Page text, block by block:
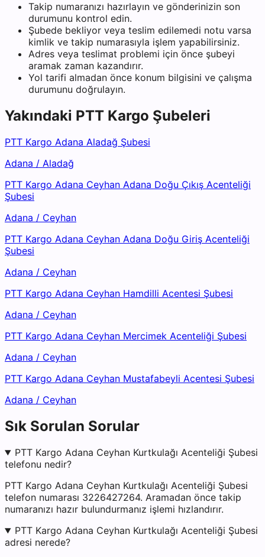
Takip numaranızı hazırlayın ve gönderinizin son
durumunu kontrol edin.
Şubede bekliyor veya teslim edilemedi notu varsa
kimlik ve takip numarasıyla işlem yapabilirsiniz.
Adres veya teslimat problemi için önce şubeyi
aramak zaman kazandırır.
Yol tarifi almadan önce konum bilgisini ve çalışma
durumunu doğrulayın.
Yakındaki PTT Kargo Şubeleri
PTT Kargo Adana Aladağ Şubesi
Adana / Aladağ
PTT Kargo Adana Ceyhan Adana Doğu Çıkış Acenteliği
Şubesi
Adana / Ceyhan
PTT Kargo Adana Ceyhan Adana Doğu Giriş Acenteliği
Şubesi
Adana / Ceyhan
PTT Kargo Adana Ceyhan Hamdilli Acentesi Şubesi
Adana / Ceyhan
PTT Kargo Adana Ceyhan Mercimek Acenteliği Şubesi
Adana / Ceyhan
PTT Kargo Adana Ceyhan Mustafabeyli Acentesi Şubesi
Adana / Ceyhan
Sık Sorulan Sorular
PTT Kargo Adana Ceyhan Kurtkulağı Acenteliği Şubesi
telefonu nedir?
PTT Kargo Adana Ceyhan Kurtkulağı Acenteliği Şubesi
telefon numarası 3226427264. Aramadan önce takip
numaranızı hazır bulundurmanız işlemi hızlandırır.
PTT Kargo Adana Ceyhan Kurtkulağı Acenteliği Şubesi
adresi nerede?